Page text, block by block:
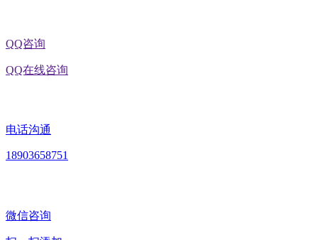
QQ咨询
QQ在线咨询
电话沟通
18903658751
微信咨询